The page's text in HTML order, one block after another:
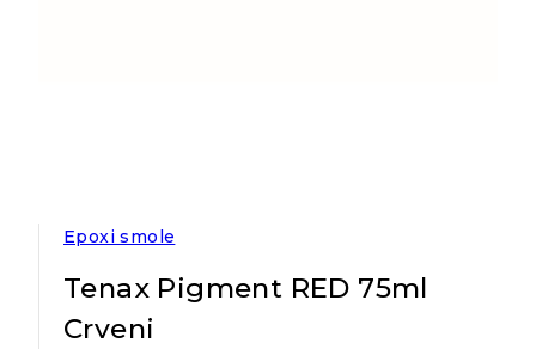
Epoxi smole
Tenax Pigment RED 75ml
Crveni